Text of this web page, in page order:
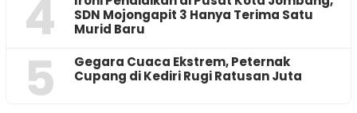
4
SDN Mojongapit 3 Hanya Terima Satu
Murid Baru
5
‎Gegara Cuaca Ekstrem, Peternak
Cupang di Kediri Rugi Ratusan Juta